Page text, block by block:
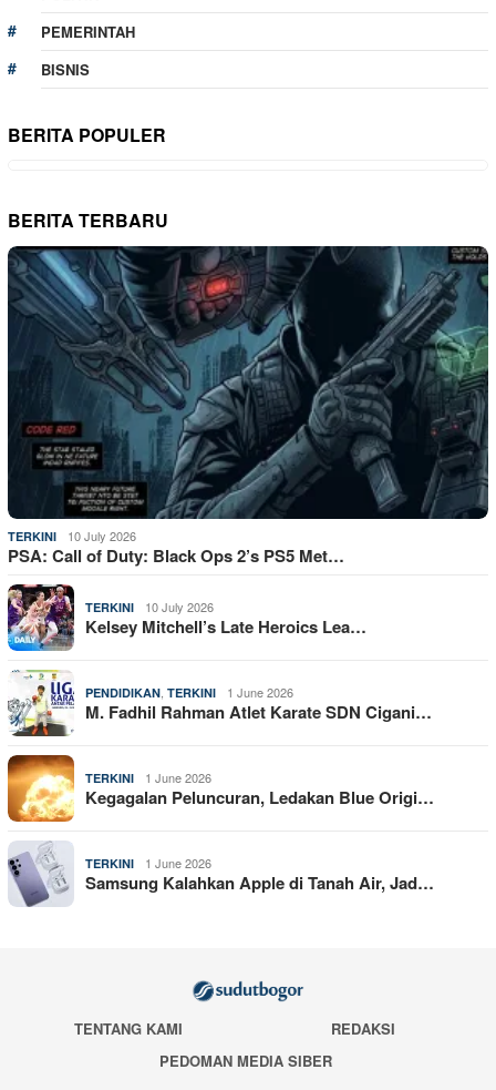
PEMERINTAH
BISNIS
BERITA POPULER
BERITA TERBARU
TERKINI 10 July 2026
PSA: Call of Duty: Black Ops 2’s PS5 Met…
TERKINI 10 July 2026
Kelsey Mitchell’s Late Heroics Lea…
PENDIDIKAN TERKINI 1 June 2026
M. Fadhil Rahman Atlet Karate SDN Cigani…
TERKINI 1 June 2026
Kegagalan Peluncuran, Ledakan Blue Origi…
TERKINI 1 June 2026
Samsung Kalahkan Apple di Tanah Air, Jad…
TENTANG KAMI
REDAKSI
PEDOMAN MEDIA SIBER